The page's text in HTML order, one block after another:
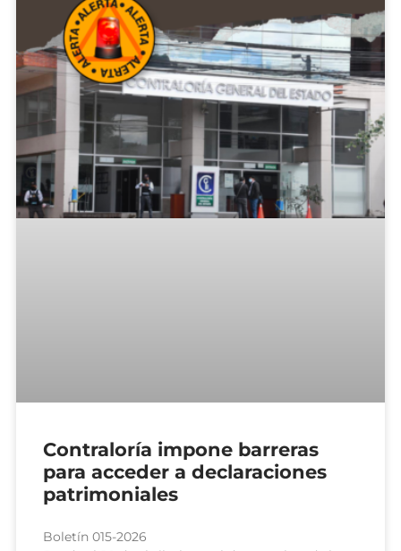
Contraloría impone barreras
para acceder a declaraciones
patrimoniales
Boletín 015-2026